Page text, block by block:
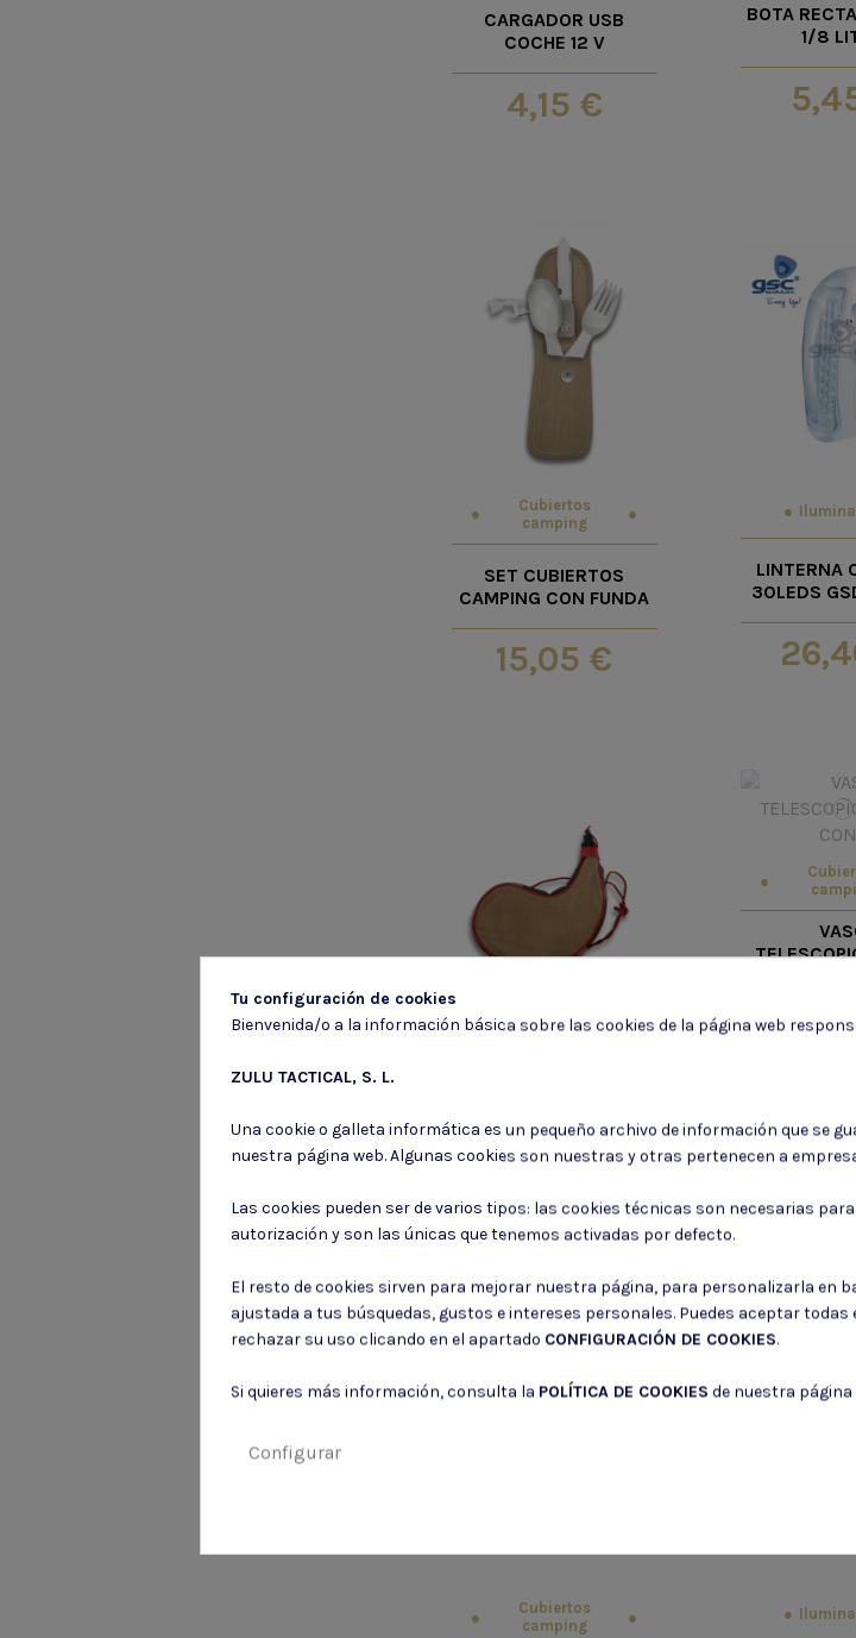
CARGADOR USB
COCHE 12 V
4,15 €
BOTA
1/8
Cubiertos
camping
SET CUBIERTOS
CAMPING CON FUNDA
15,05 €
LINTERNA
30LEDS
BOTA CURVA SERRAJE 1
LITRO
7,70 €
Cubiertos
camping
Tu configuración de cookies
Bienvenida/o a la información básica sobre las cookies de la página web
ZULU TACTICAL, S. L.
Una cookie o galleta informática es un pequeño archivo de información que se
nuestra página web. Algunas cookies son nuestras y otras pertenecen a
Las cookies pueden ser de varios tipos: las cookies técnicas son necesarias
autorización y son las únicas que tenemos activadas por defecto.
El resto de cookies sirven para mejorar nuestra página, para personalizarla en
ajustada a tus búsquedas, gustos e intereses personales. Puedes aceptar
rechazar su uso clicando en el apartado CONFIGURACIÓN DE COOKIES.
Si quieres más información, consulta la POLÍTICA DE COOKIES de nuestra página
Configurar